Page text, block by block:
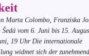
Marta Colombo, Franziska
vom 6. Juni bis 15.
19 UhrDie internationale
widmet sich der